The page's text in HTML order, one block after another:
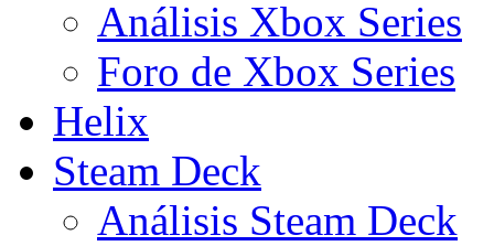
Análisis Xbox Series
Foro de Xbox Series
Helix
Steam Deck
Análisis Steam Deck